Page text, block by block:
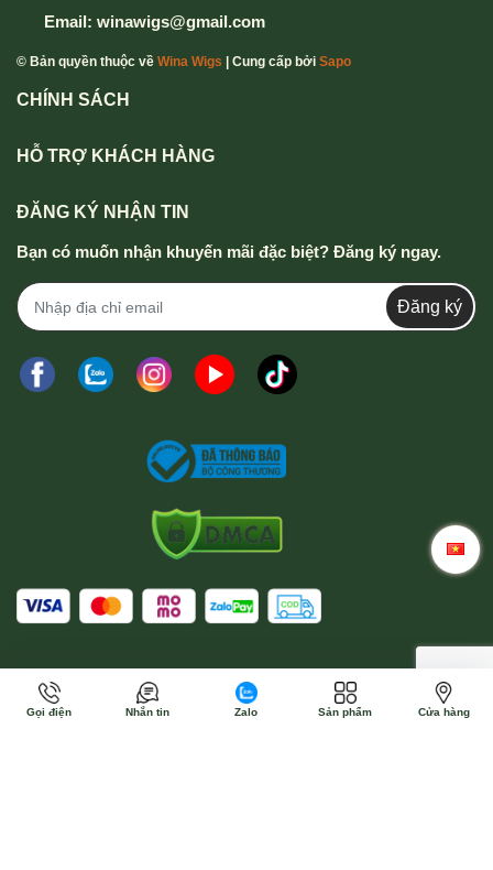
Email: winawigs@gmail.com
© Bản quyền thuộc về Wina Wigs | Cung cấp bởi Sapo
CHÍNH SÁCH
HỖ TRỢ KHÁCH HÀNG
ĐĂNG KÝ NHẬN TIN
Bạn có muốn nhận khuyến mãi đặc biệt? Đăng ký ngay.
Đăng ký
Gọi điện Nhắn tin Zalo Sản phẩm Cửa hàng